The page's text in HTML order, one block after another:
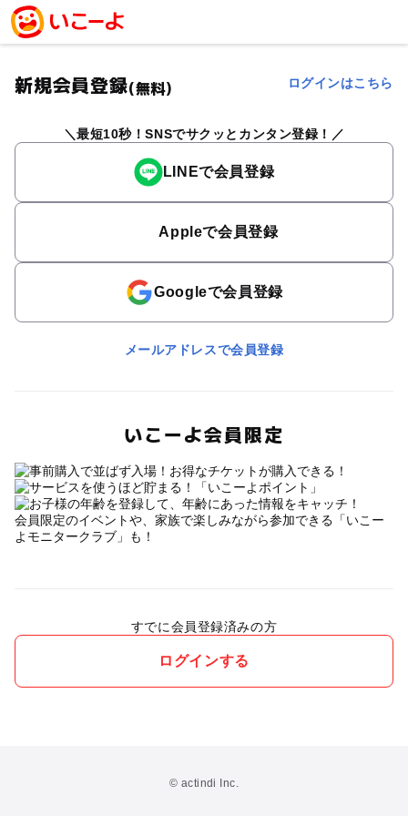
新規会員登録(無料) ログインはこちら
最短10秒！SNSでサクッとカンタン登録！
LINEで会員登録
Appleで会員登録
Googleで会員登録
メールアドレスで会員登録
いこーよ会員限定
会員限定のイベントや、家族で楽しみながら参加できる「いこー
よモニタークラブ」も！
すでに会員登録済みの方
ログインする
© actindi Inc.